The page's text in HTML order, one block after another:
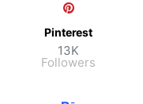
Pinterest
13K
Followers